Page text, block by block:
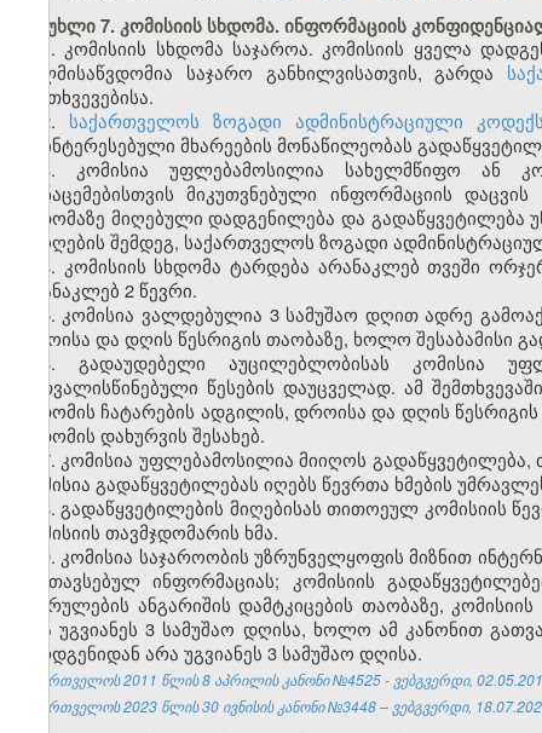
მუხლი 7. კომისიის სხდომა. ინფორმაციის
1. კომისიის სხდომა საჯაროა. კომისიის ყველა
ხელმისაწვდომია საჯარო განხილვისათვის, გარდა
შემთხვევებისა.
2. საქართველოს ზოგადი ადმინისტრაციული
დაინტერესებული მხარეების მონაწილეობას
3. კომისია უფლებამოსილია სახელმწიფო ან
მონაცემებისთვის მიკუთვნებული ინფორმაციის
სხდომაზე მიღებული დადგენილება და გადაწყვეტილება
ამოღების შემდეგ, საქართველოს ზოგადი
4. კომისიის სხდომა ტარდება არანაკლებ თვეში
არანაკლებ 2 წევრი.
5. კომისია ვალდებულია 3 სამუშაო დღით ადრე
დროისა და დღის წესრიგის თაობაზე, ხოლო შესაბამისი
6. გადაუდებელი აუცილებლობისას კომისია
გათვალისწინებული წესების დაუცველად. ამ
სხდომის ჩატარების ადგილის, დროისა და დღის
სხდომის დახურვის შესახებ.
7. კომისია უფლებამოსილია მიიღოს
კომისია გადაწყვეტილებას იღებს წევრთა ხმების
8. გადაწყვეტილების მიღებისას თითოეულ კომისიის
კომისიის თავმჯდომარის ხმა.
9. კომისია საჯაროობის უზრუნველყოფის მიზნით
განთავსებულ ინფორმაციას; კომისიის
შესრულების ანგარიშის დამტკიცების თაობაზე,
არა უგვიანეს 3 სამუშაო დღისა, ხოლო ამ კანონით
წარდგენიდან არა უგვიანეს 3 სამუშაო დღისა.
საქართველოს 2011 წლის 8 აპრილის კანონი №4525 - ვებგვერდი,
საქართველოს 2023 წლის 30 ივნისის კანონი №3448 – ვებგვერდი,